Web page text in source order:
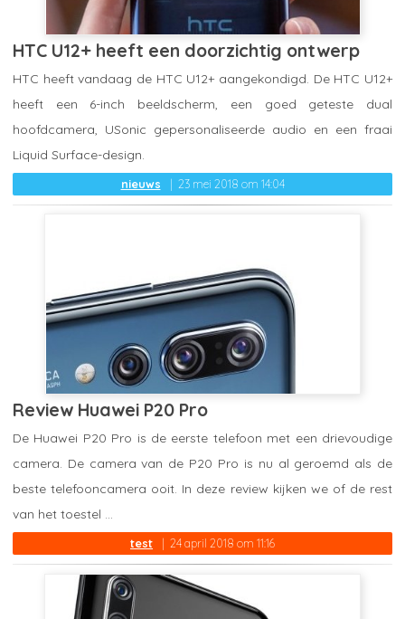
HTC U12+ heeft een doorzichtig ontwerp
nieuws 23 mei 2018 om 14:04
HTC heeft vandaag de HTC U12+ aangekondigd. De HTC U12+
heeft een 6-inch beeldscherm, een goed geteste dual
hoofdcamera, USonic gepersonaliseerde audio en een fraai
Liquid Surface-design.
Review Huawei P20 Pro
test 24 april 2018 om 11:16
De Huawei P20 Pro is de eerste telefoon met een drievoudige
camera. De camera van de P20 Pro is nu al geroemd als de
beste telefooncamera ooit. In deze review kijken we of de rest
van het toestel ...